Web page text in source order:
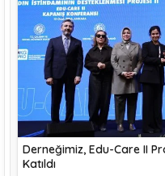
Derneğimiz, Edu-Care II
Katıldı